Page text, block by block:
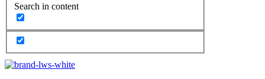
Search in content